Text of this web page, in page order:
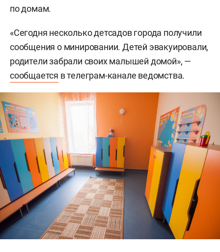
по домам.
«Сегодня несколько детсадов города получили
сообщения о минировании. Детей эвакуировали,
родители забрали своих малышей домой», —
сообщается в телеграм-канале ведомства.